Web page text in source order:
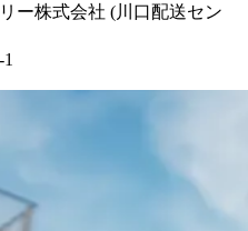
ー株式会社 (川口配送セン